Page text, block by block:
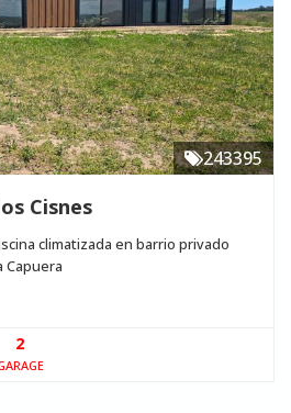
243395
Cisnes
climatizada en barrio privado
Capuera
2